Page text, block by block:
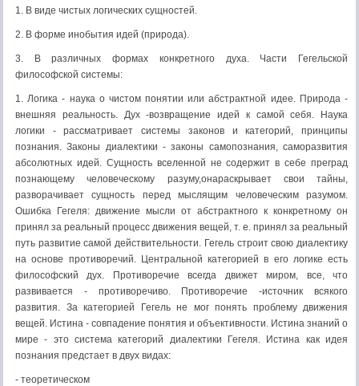
1. В виде чистых логических сущностей.
2. В форме инобытия идей (природа).
3. В различных формах конкретного духа. Части Гегельской
философской системы:
1. Логика - наука о чистом понятии или абстрактной идее. Природа -
внешняя реальность. Дух -возвращение идей к самой себя. Наука
логики - рассматривает системы законов и категорий, принципы
познания. Законы диалектики - законы самопознания, саморазвития
абсолютных идей. Сущность вселенной не содержит в себе преград
познающему человеческому разуму,онараскрывает свои тайны,
разворачивает сущность перед мыслящим человеческим разумом.
Ошибка Гегеля: движение мысли от абстрактного к конкретному он
принял за реальный процесс движения вещей, т. е. принял за реальный
путь развитие самой действительности. Гегель строит свою диалектику
на основе противоречий. Центральной категорией в его логике есть
философский дух. Противоречие всегда движет миром, все, что
развивается - противоречиво. Противоречие -источник всякого
развития. За категорией Гегель не мог понять проблему движения
вещей. Истина - совпадение понятия и объективности. Истина знаний о
мире - это система категорий диалектики Гегеля. Истина как идея
познания предстает в двух видах:
- теоретическом